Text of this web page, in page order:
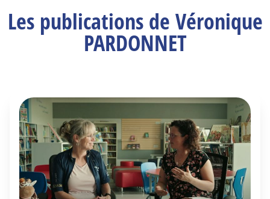
Les publications de Véronique
PARDONNET